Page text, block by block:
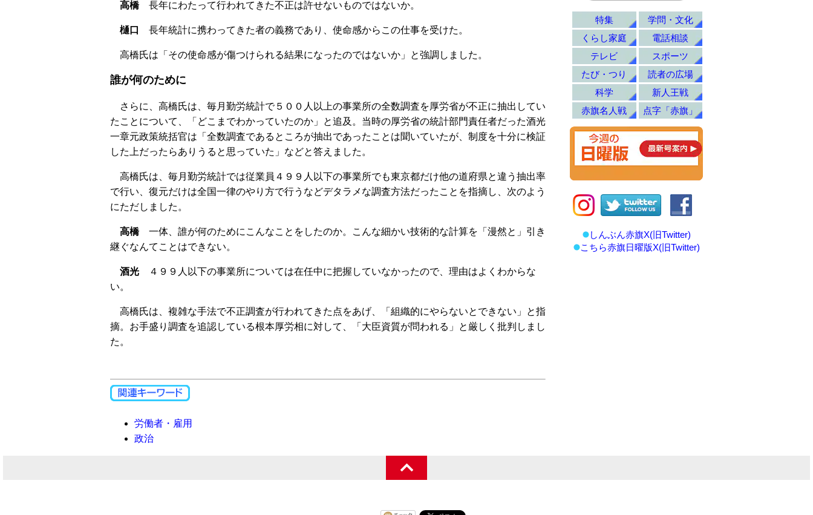
高橋長年にわたって行われてきた不正は許せないものではないか。
樋口 長年統計に携わってきた者の義務であり、使命感からこの仕事を受けた。
高橋氏は「その使命感が傷つけられる結果になったのではないか」と強調しました。
誰が何のために
さらに、高橋氏は、毎月勤労統計で５００人以上の事業所の全数調査を厚労省が不正に抽出してい
たことについて、「どこまでわかっていたのか」と追及。当時の厚労省の統計部門責任者だった酒光
一章元政策統括官は「全数調査であるところが抽出であったことは聞いていたが、制度を十分に検証
した上だったらありうると思っていた」などと答えました。
高橋氏は、毎月勤労統計では従業員４９９人以下の事業所でも東京都だけ他の道府県と違う抽出率
で行い、復元だけは全国一律のやり方で行うなどデタラメな調査方法だったことを指摘し、次のよう
にただしました。
高橋一体、誰が何のためにこんなことをしたのか。こんな細かい技術的な計算を「漫然と」引き
継ぐなんてことはできない。
酒光 ４９９人以下の事業所については在任中に把握していなかったので、理由はよくわからな
い。
高橋氏は、複雑な手法で不正調査が行われてきた点をあげ、「組織的にやらないとできない」と指
摘。お手盛り調査を追認している根本厚労相に対して、「大臣資質が問われる」と厳しく批判しまし
た。
労働者・雇用
政治
特集
学問・文化
くらし家庭
電話相談
テレビ
スポーツ
たび・つり
読者の広場
科学
新人王戦
赤旗名人戦
点字「赤旗」
しんぶん赤旗X(旧Twitter)
こちら赤旗日曜版X(旧Twitter)